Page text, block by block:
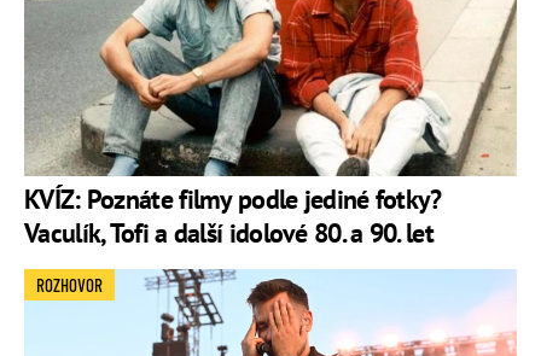
KVÍZ: Poznáte filmy podle jediné fotky?
Vaculík, Tofi a další idolové 80. a 90. let
ROZHOVOR